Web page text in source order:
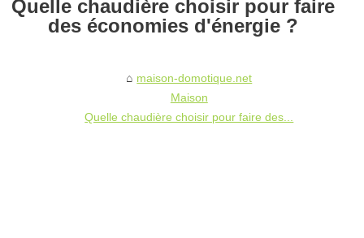
Quelle chaudière choisir pour faire
des économies d'énergie ?
maison-domotique.net
Maison
Quelle chaudière choisir pour faire des...